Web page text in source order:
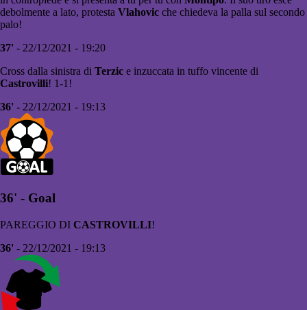
debolmente a lato, protesta Vlahovic che chiedeva la palla sul secondo
palo!
37' - 22/12/2021 - 19:20
Cross dalla sinistra di Terzic e inzuccata in tuffo vincente di
Castrovilli! 1-1!
36' - 22/12/2021 - 19:13
36' - Goal
PAREGGIO DI CASTROVILLI!
36' - 22/12/2021 - 19:13